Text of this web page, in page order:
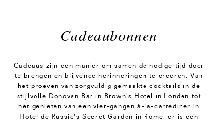
Cadeaubonnen
Cadeaus zijn een manier om samen de nodige tijd door
te brengen en blijvende herinneringen te creëren. Van
het proeven van zorgvuldig gemaakte cocktails in de
stijlvolle Donovan Bar in Brown's Hotel in Londen tot
het genieten van een vier-gangen à-la-cartediner in
Hotel de Russie's Secret Garden in Rome, er is een